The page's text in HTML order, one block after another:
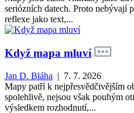
seriózních datech. Proto nebývají
reflexe jako text,...
Když mapa mluví
Jan D. Bláha | 7. 7. 2026
Mapy patří k nejpřesvědčivějším
spolehlivě, nejsou však pouhým
výsledkem rozhodnutí,...